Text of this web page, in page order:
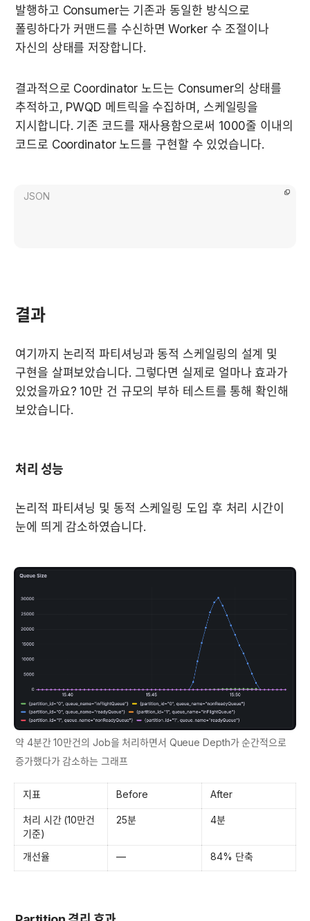
발행하고 Consumer는 기존과 동일한 방식으로
폴링하다가 커맨드를 수신하면 Worker 수 조절이나
자신의 상태를 저장합니다.
결과적으로 Coordinator 노드는 Consumer의 상태를
추적하고, PWQD 메트릭을 수집하며, 스케일링을
지시합니다. 기존 코드를 재사용함으로써 1000줄 이내의
코드로 Coordinator 노드를 구현할 수 있었습니다.
JSON
결과
여기까지 논리적 파티셔닝과 동적 스케일링의 설계 및
구현을 살펴보았습니다. 그렇다면 실제로 얼마나 효과가
있었을까요? 10만 건 규모의 부하 테스트를 통해 확인해
보았습니다.
처리 성능
논리적 파티셔닝 및 동적 스케일링 도입 후 처리 시간이
눈에 띄게 감소하였습니다.
약 4분간 10만건의 Job을 처리하면서 Queue Depth가 순간적으로
증가했다가 감소하는 그래프
지표 Before After
처리 시간 (10만건
기준)
25분 4분
개선율 — 84% 단축